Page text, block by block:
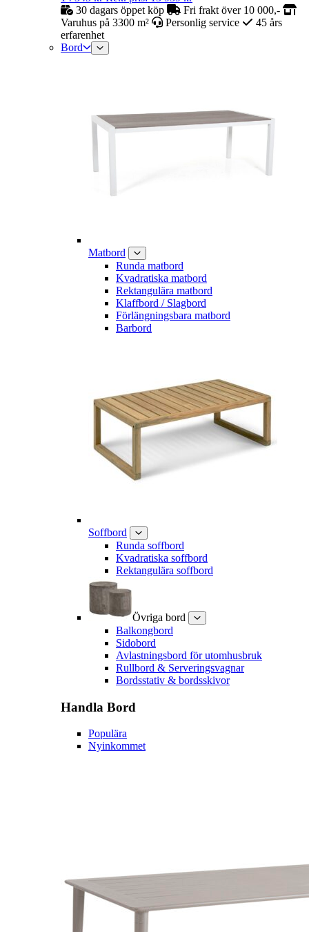
30 dagars öppet köp
Fri frakt över 10 000,-
Varuhus på 3300 m²
Personlig service
45 års
erfarenhet
Bord
Matbord
Runda matbord
Kvadratiska matbord
Rektangulära matbord
Klaffbord / Slagbord
Förlängningsbara matbord
Barbord
Soffbord
Runda soffbord
Kvadratiska soffbord
Rektangulära soffbord
Övriga bord
Balkongbord
Sidobord
Avlastningsbord för utomhusbruk
Rullbord & Serveringsvagnar
Bordsstativ & bordsskivor
Handla Bord
Populära
Nyinkommet